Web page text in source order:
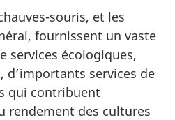
souris, et les
fournissent un vaste
services écologiques,
services de
qui contribuent
rendement des cultures